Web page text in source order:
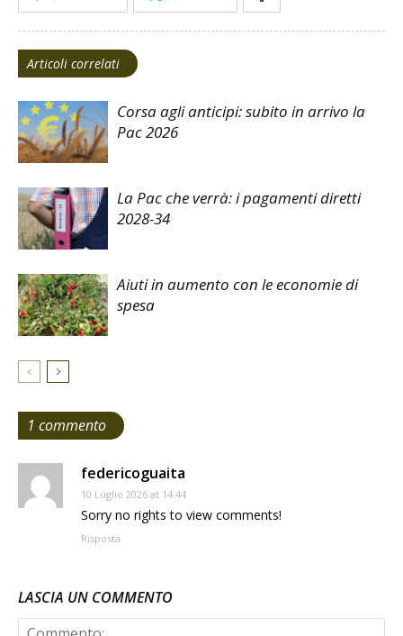
Articoli correlati
Corsa agli anticipi: subito in arrivo la
Pac 2026
La Pac che verrà: i pagamenti diretti
2028-34
Aiuti in aumento con le economie di
spesa
1 commento
federicoguaita
10 Luglio 2026 at 14:44
Sorry no rights to view comments!
Risposta
LASCIA UN COMMENTO